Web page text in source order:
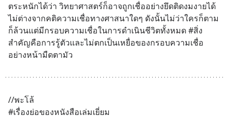
ตระหนักได้ว่า วิทยาศาสตร์ก็อาจถูกเชื่ออย่างยึดติดงมงายได้
ไม่ต่างจากคติความเชื่อทางศาสนาใดๆ ดังนั้นไม่ว่าใครก็ตาม
ก็ล้วนแต่มีกรอบความเชื่อในการดำเนินชีวิตทั้งหมด #สิ่ง
สำคัญคือการรู้ตัวและไม่ตกเป็นเหยื่อของกรอบความเชื่อ
อย่างหน้ามืดตามัว
//พะโล้
#เรื่องย่อของหนังสือเล่มเยี่ยม